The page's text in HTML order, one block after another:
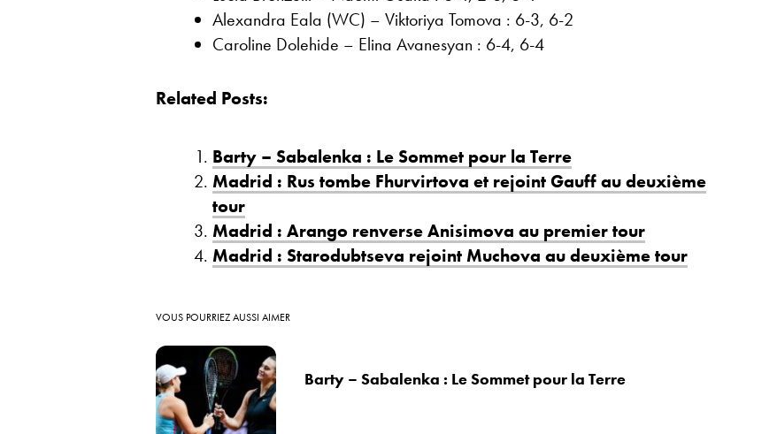
Alexandra Eala (WC) – Viktoriya Tomova : 6-3, 6-2
Caroline Dolehide – Elina Avanesyan : 6-4, 6-4
Related Posts:
Barty – Sabalenka : Le Sommet pour la Terre
Madrid : Rus tombe Fhurvirtova et rejoint Gauff au deuxième
tour
Madrid : Arango renverse Anisimova au premier tour
Madrid : Starodubtseva rejoint Muchova au deuxième tour
VOUS POURRIEZ AUSSI AIMER
Barty – Sabalenka : Le Sommet pour la Terre